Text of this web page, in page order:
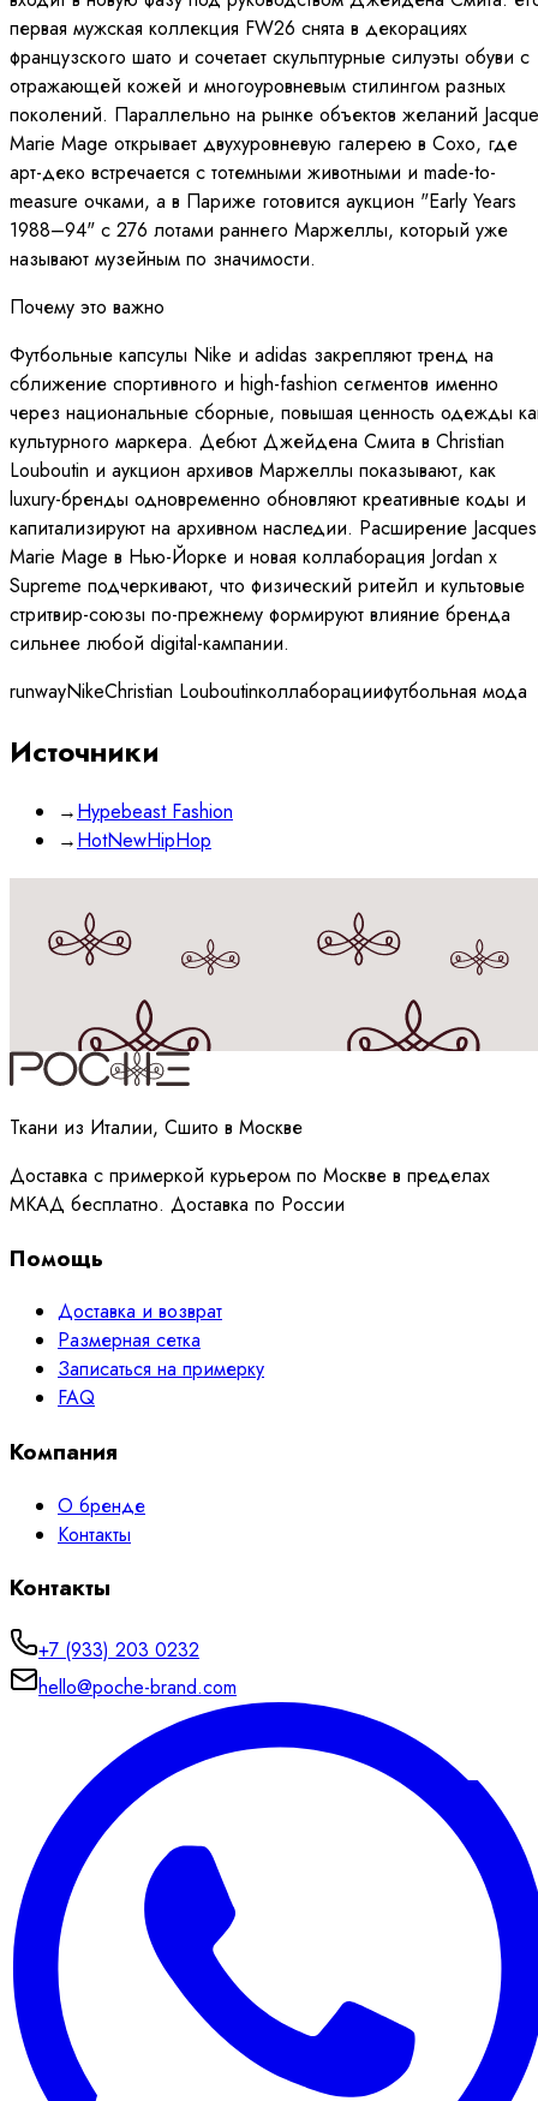
первая мужская коллекция FW26 снята в декорациях
французского шато и сочетает скульптурные силуэты обуви с
отражающей кожей и многоуровневым стилингом разных
поколений. Параллельно на рынке объектов желаний
Marie Mage открывает двухуровневую галерею в Сохо, где
арт-деко встречается с тотемными животными и made-to-
measure очками, а в Париже готовится аукцион "Early Years
1988–94" с 276 лотами раннего Маржеллы, который уже
называют музейным по значимости.
Почему это важно
Футбольные капсулы Nike и adidas закрепляют тренд на
сближение спортивного и high-fashion сегментов именно
через национальные сборные, повышая ценность одежды
культурного маркера. Дебют Джейдена Смита в Christian
Louboutin и аукцион архивов Маржеллы показывают, как
luxury-бренды одновременно обновляют креативные коды и
капитализируют на архивном наследии. Расширение Jacques
Marie Mage в Нью-Йорке и новая коллаборация Jordan x
Supreme подчеркивают, что физический ритейл и культовые
стритвир-союзы по-прежнему формируют влияние бренда
сильнее любой digital-кампании.
runwayNikeChristian Louboutinколлаборациифутбольная мода
Источники
→Hypebeast Fashion
→HotNewHipHop
Принимаюполитикуобработки данных
Ткани из Италии, Сшито в Москве
Доставка с примеркой курьером по Москве в пределах
МКАД бесплатно. Доставка по России
Помощь
Доставка и возврат
Размерная сетка
Записаться на примерку
FAQ
Компания
О бренде
Контакты
Контакты
+7 (933) 203 0232
hello@poche-brand.com